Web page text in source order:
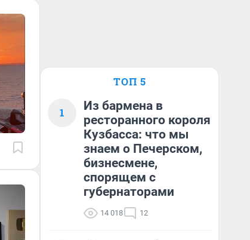
ТОП 5
1
Из бармена в
ресторанного короля
Кузбасса: что мы
знаем о Печерском,
бизнесмене,
спорящем с
губернаторами
14 018 12